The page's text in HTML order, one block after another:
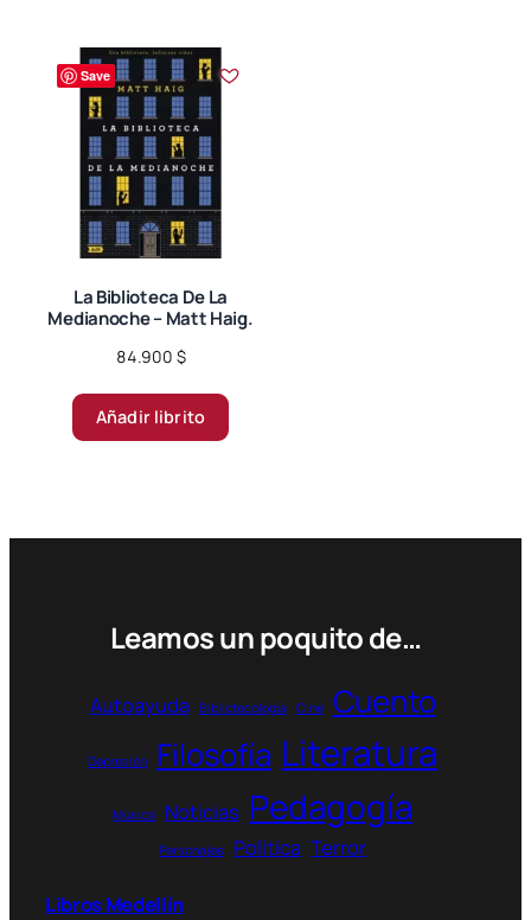
Las
de
Save
La Biblioteca De La
Medianoche – Matt Haig.
84.900 $
Añadir librito
Leamos un poquito de…
Autoayuda Bibliotecología Cine Cuento
Depresión Filosofía Literatura
Música Noticias Pedagogía
Personajes Política Terror
Libros Medellín